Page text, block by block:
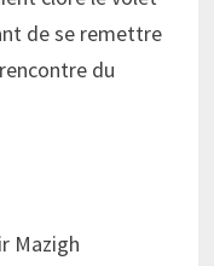
de se remettre
du
Mazigh